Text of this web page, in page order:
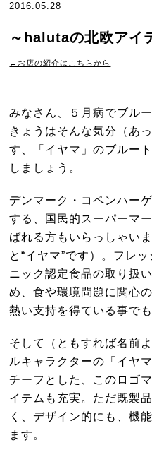
2016.05.28
～halutaの北欧アイ
←お店の紹介はこちらから
みなさん、５月病でブル
きょうはそんな気分（あ
す、「イヤマ」のブルー
しましょう。
デンマーク・コペンハー
する、国民的スーパーマ
ばれる方もいらっしゃい
と“イヤマ”です）。フレ
ニック認定食品の取り扱
め、食や環境問題に関心
熱い支持を得ている事で
そして（ともすれば名前
ルキャラクターの「イヤ
チーフとした、このロゴ
イテムも充実。ただ既製
く、デザイン的にも、機
ます。